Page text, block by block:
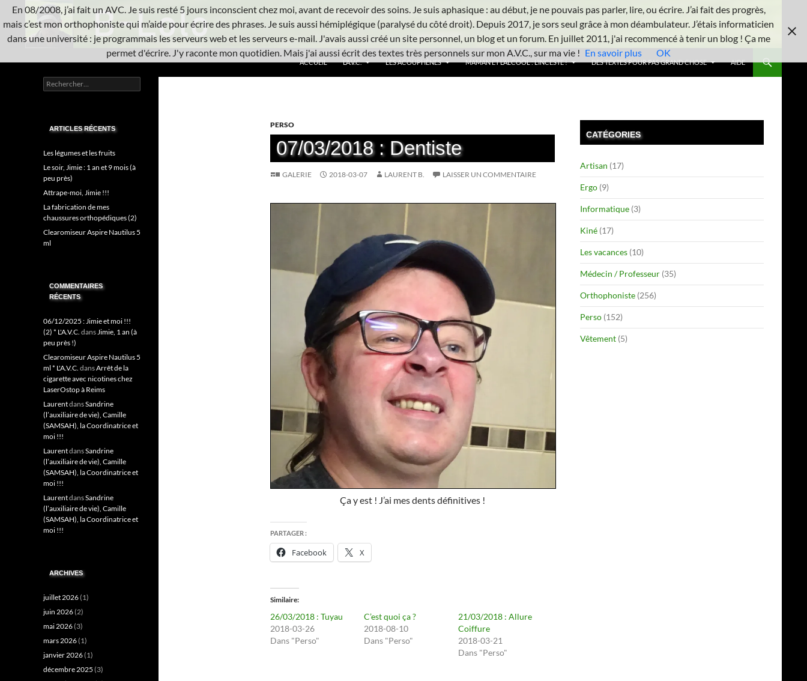
Aller
au
contenu
L'A.V.C. ACCUEIL L’A.V.C. LES ACOUPHÈNES MAMAN ET L’ALCOOL : L’INCESTE ! DES TEXTES POUR PAS GRAND CHOSE AIDE
PERSO
07/03/2018 : Dentiste
GALERIE 2018-03-07 LAURENT B. LAISSER UN COMMENTAIRE
Ça y est ! J’ai mes dents définitives !
PARTAGER :
Facebook X
Similaire
26/03/2018 : Tuyau
2018-03-26
Dans "Perso"
C’est quoi ça ?
2018-08-10
Dans "Perso"
21/03/2018 : Allure
Coiffure
2018-03-21
Dans "Perso"
CATÉGORIES
Artisan (17)
Ergo (9)
Informatique (3)
Kiné (17)
Les vacances (10)
Médecin / Professeur (35)
Orthophoniste (256)
Perso (152)
Vêtement (5)
Informatique système
Rechercher :
ARTICLES RÉCENTS
Les légumes et les fruits
Le soir, Jimie : 1 an et 9 mois (à
peu près)
Attrape-moi, Jimie !!!
La fabrication de mes
chaussures orthopédiques (2)
Clearomiseur Aspire Nautilus 5
ml
COMMENTAIRES
RÉCENTS
06/12/2025 : Jimie et moi !!!
(2) * L'A.V.C. dansJimie, 1 an (à
peu près !)
Clearomiseur Aspire Nautilus 5
ml * L'A.V.C. dansArrêt de la
cigarette avec nicotines chez
LaserOstop à Reims
LaurentdansSandrine
(l’auxiliaire de vie), Camille
(SAMSAH), la Coordinatrice et
moi !!!
LaurentdansSandrine
(l’auxiliaire de vie), Camille
(SAMSAH), la Coordinatrice et
moi !!!
LaurentdansSandrine
(l’auxiliaire de vie), Camille
(SAMSAH), la Coordinatrice et
moi !!!
ARCHIVES
juillet 2026(1)
juin 2026(2)
mai 2026(3)
mars 2026(1)
janvier 2026(1)
décembre 2025 (3)
En 08/2008, j’ai fait un AVC. Je suis resté 5 jours inconscient chez moi, avant de recevoir des soins. Je suis aphasique : au début, je ne pouvais pas parler, lire, ou écrire. J’ai fait des progrès,
mais c’est mon orthophoniste qui m’aide pour écrire des phrases. Je suis aussi hémiplégique (paralysé du côté droit). Depuis 2017, je sors seul grâce à mon déambulateur. J’étais informaticien
dans une université : je programmais les serveurs web et les serveurs e-mail. J'avais aussi créé un site personnel, un blog et un forum. En juillet 2011, j'ai recommencé à tenir un blog ! Ça me
permet d'écrire. J'y raconte mon quotidien. Mais j'ai aussi écrit des textes très personnels sur mon A.V.C., sur ma vie ! En savoir plus OK